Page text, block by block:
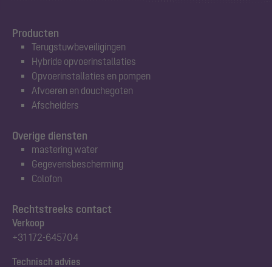
Producten
Terugstuwbeveiligingen
Hybride opvoerinstallaties
Opvoerinstallaties en pompen
Afvoeren en douchegoten
Afscheiders
Rechtstreeks contact
Verkoop
+31 172-645704
Technisch advies
Overige diensten
mastering water
Gegevensbescherming
Colofon